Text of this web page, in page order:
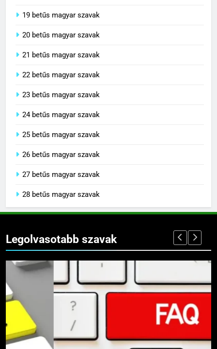
19 betűs magyar szavak
20 betűs magyar szavak
21 betűs magyar szavak
22 betűs magyar szavak
23 betűs magyar szavak
24 betűs magyar szavak
25 betűs magyar szavak
26 betűs magyar szavak
27 betűs magyar szavak
28 betűs magyar szavak
Legolvasotabb szavak